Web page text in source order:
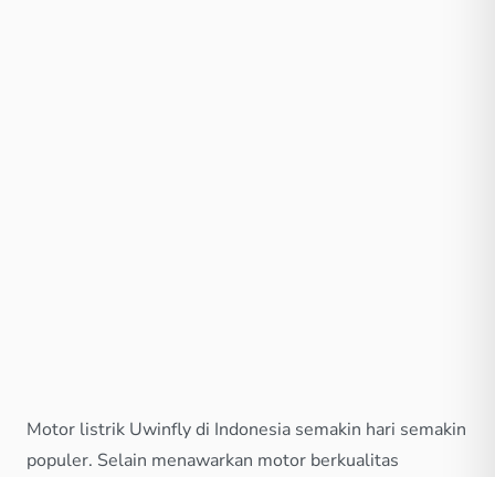
Motor listrik Uwinfly di Indonesia semakin hari semakin
populer. Selain menawarkan motor berkualitas